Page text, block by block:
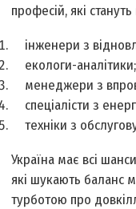
професій, які
інженери з
екологи-аналітики;
менеджери з
спеціалісти з
техніки з
Україна має всі
які шукають баланс
турботою про